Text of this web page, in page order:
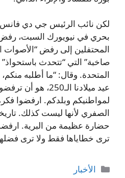
لكن نائب الرئيس جي دي
بحري في نيويورك السبت، رفض
المحتفلين إلى رفض “الأصوات
صاخبة” التي “تتحدث
المتحدة. وقال: “ما أطلبه منكم،
عيد ميلادنا الـ250،
لمواطنيكم وبلدكم. ارفضوا
الصفري لأنها ليست كذلك.
حضارة عظيمة من البرية.
ترى خطاياها فقط ولا ترى
التصنيفات
الأخبار